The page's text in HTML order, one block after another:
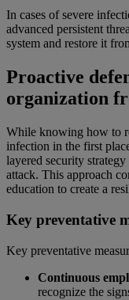
In cases of severe
advanced persistent
system and restore it
Proactive
organization
While knowing how to
infection in the first
layered security
attack. This approach
education to create a
Key preventative
Key preventative
Continuous
recognize the